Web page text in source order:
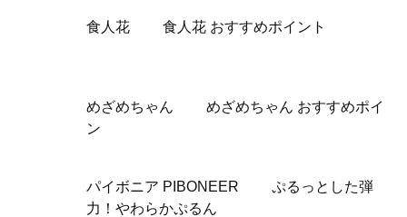
食人花 食人花 おすすめポイント
めざめちゃん めざめちゃん おすすめポイ
ン
パイボニア PIBONEER ぷるっとした弾
力！やわらかぷるん